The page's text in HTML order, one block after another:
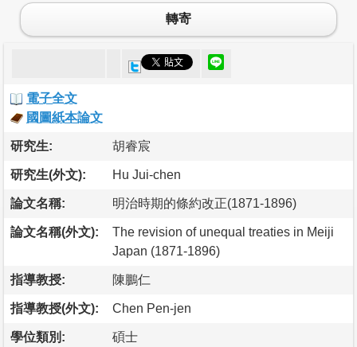
轉寄
電子全文
國圖紙本論文
研究生: 胡睿宸
研究生(外文): Hu Jui-chen
論文名稱: 明治時期的條約改正(1871-1896)
論文名稱(外文):
The revision of unequal treaties in Meiji
Japan (1871-1896)
指導教授: 陳鵬仁
指導教授(外文): Chen Pen-jen
學位類別: 碩士